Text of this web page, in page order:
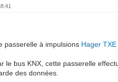
passerelle à impulsions Hager TXE
le bus KNX, cette passerelle
des données.